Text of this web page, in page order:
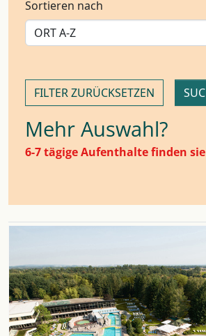
Sortieren nach
FILTER ZURÜCKSETZEN
Mehr Auswahl?
6-7 tägige Aufenthalte finden sie